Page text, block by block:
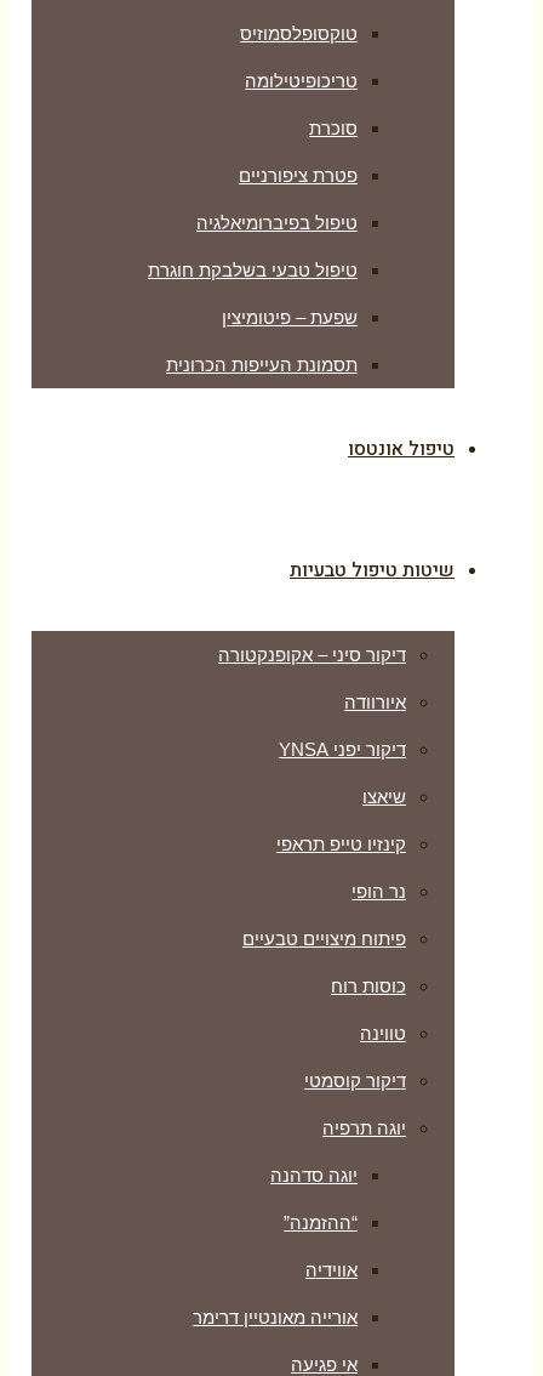
טוקסופלסמוזיס
טריכופיטילומה
סוכרת
פטרת ציפורניים
טיפול בפיברומיאלגיה
טיפול טבעי בשלבקת חוגרת
שפעת – פיטומיצין
תסמונת העייפות הכרונית
טיפול אונטסו
שיטות טיפול טבעיות
דיקור סיני – אקופנקטורה
איורוודה
דיקור יפני YNSA
שיאצו
קינזיו טייפ תראפי
נר הופי
פיתוח מיצויים טבעיים
כוסות רוח
טווינה
דיקור קוסמטי
יוגה תרפיה
יוגה סדהנה
“ההזמנה”
אווידיה
אורייה מאונטיין דרימר
אי פגיעה